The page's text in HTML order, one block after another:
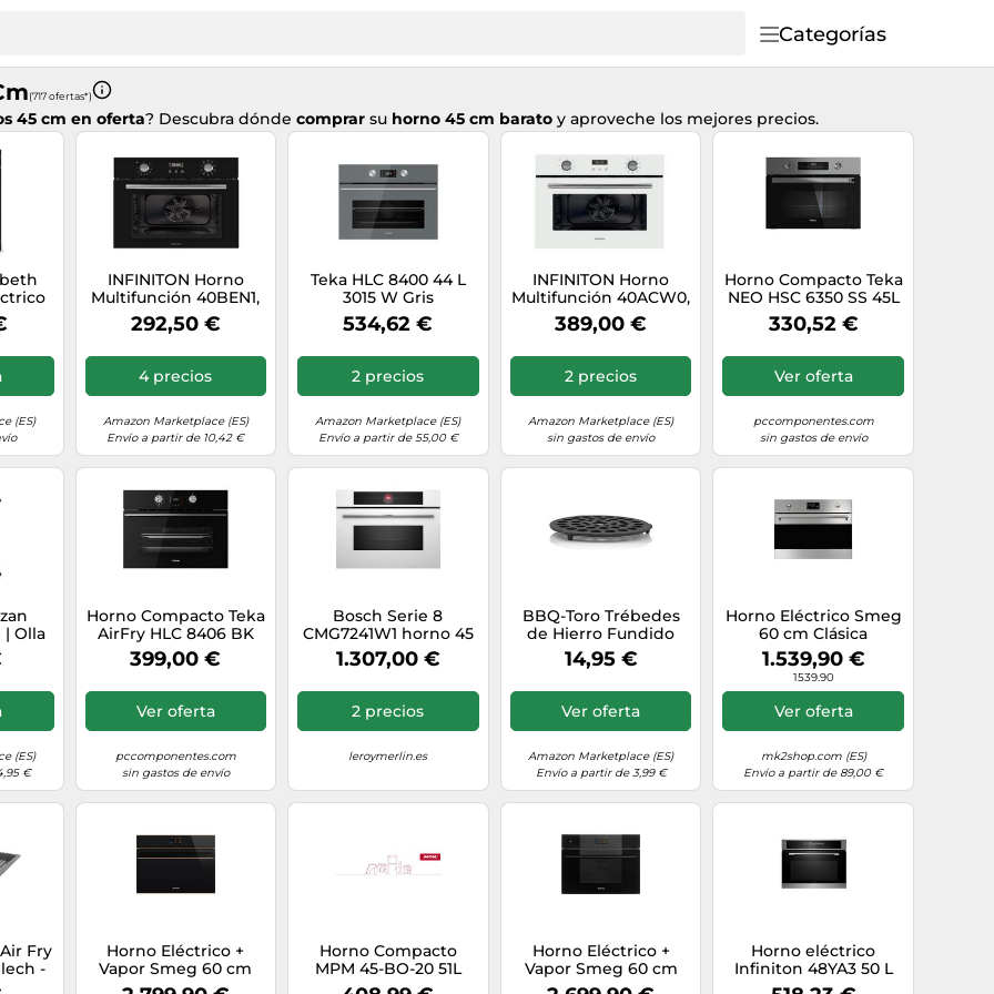
Categorías
(717 ofertas*)
45 cm en oferta? Descubra dónde comprar su horno 45 cm barato y aproveche los mejores precios.
cm,
(ES)
INFINITON Horno
Multifunción 40BEN1,
45 Litros, Ancho 60
cm, Control
telescópica y rejilla
lateral extraible, A,
BLACK
292,50 €
4 precios
Amazon Marketplace (ES)
Envío a partir de 10,42 €
Teka HLC 8400 44 L
3015 W Gris
534,62 €
2 precios
Amazon Marketplace (ES)
Envío a partir de 55,00 €
INFINITON Horno
Multifunción 40ACW0,
45 Litros, 2800 W, A, 45
cm de Alto, Grill,
Blanco
389,00 €
2 precios
Amazon Marketplace (ES)
sin gastos de envío
Horno Compacto Teka
NEO HSC 6350 SS 45L
60cm Hidrolítico Grill
Negro/Inox
330,52 €
Ver oferta
pccomponentes.com
sin gastos de envío
| Olla
(ES)
€
Horno Compacto Teka
AirFry HLC 8406 BK
45L 45cm Hidrolítico
AirFryer Negro
399,00 €
Ver oferta
pccomponentes.com
sin gastos de envío
Bosch Serie 8
CMG7241W1 horno 45
L 900 W Blanco
1.307,00 €
2 precios
leroymerlin.es
BBQ-Toro Trébedes
de Hierro Fundido
para Horno Holandés |
Ø 20 cm | 3 Patas |
para Sartenes y Ollas |
Posavasos
14,95 €
Ver oferta
Amazon Marketplace (ES)
Envío a partir de 3,99 €
Horno Eléctrico Smeg
60 cm Clásica
SO4302M1X Acero
Inoxidable
1.539,90 €
1539.90
Ver oferta
mk2shop.com (ES)
Envío a partir de 89,00 €
Air Fry
-
Horno Eléctrico +
Vapor Smeg 60 cm
Dolce Stil Novo
Horno Compacto
MPM 45-BO-20 51L
45cm Limpieza
Horno Eléctrico +
Vapor Smeg 60 cm
Linea SO4104S4PB3
Horno eléctrico
Infiniton 48YA3 50 L
Negro con grill, vapor